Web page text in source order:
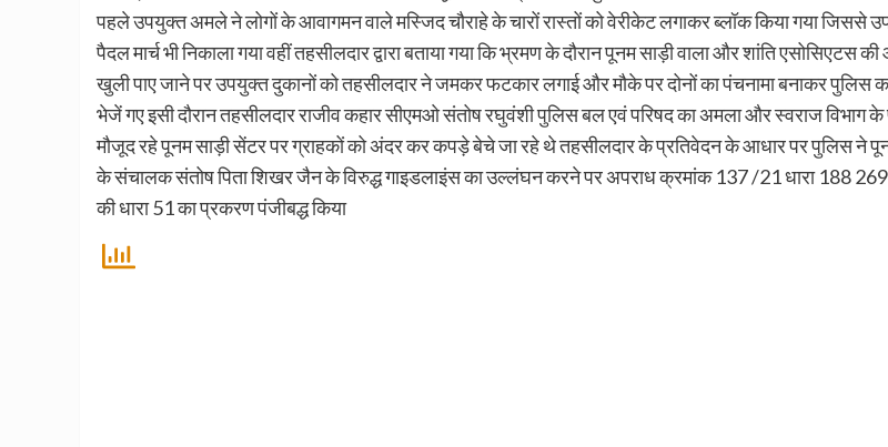
पहले उपयुक्त अमले ने लोगों के आवागमन वाले मस्जिद चौराहे के चारों रास्तों को वेरीकेट लगाकर ब्लॉक किया गया जिससे
पैदल मार्च भी निकाला गया वहीं तहसीलदार द्वारा बताया गया कि भ्रमण के दौरान पूनम साड़ी वाला और शांति एसोसिएटस
खुली पाए जाने पर उपयुक्त दुकानों को तहसीलदार ने जमकर फटकार लगाई और मौके पर दोनों का पंचनामा बनाकर पुलिस
भेजें गए इसी दौरान तहसीलदार राजीव कहार सीएमओ संतोष रघुवंशी पुलिस बल एवं परिषद का अमला और स्वराज विभाग के
मौजूद रहे पूनम साड़ी सेंटर पर ग्राहकों को अंदर कर कपड़े बेचे जा रहे थे तहसीलदार के प्रतिवेदन के आधार पर पुलिस ने
के संचालक संतोष पिता शिखर जैन के विरुद्ध गाइडलाइंस का उल्लंघन करने पर अपराध क्रमांक 137 /21 धारा 188 269
की धारा 51 का प्रकरण पंजीबद्ध किया